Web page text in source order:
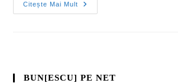
Citește Mai Mult
BUN[ESCU] PE NET